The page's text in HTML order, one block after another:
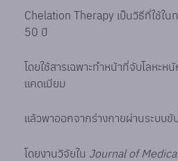
Chelation Therapy เป็นวิธีที่ใช้ใ
50 ปี
โดยใช้สารเฉพาะทำหน้าที่จับโลหะห
แคดเมียม
แล้วพาออกจากร่างกายผ่านระบบขั
โดยงานวิจัยใน Journal of